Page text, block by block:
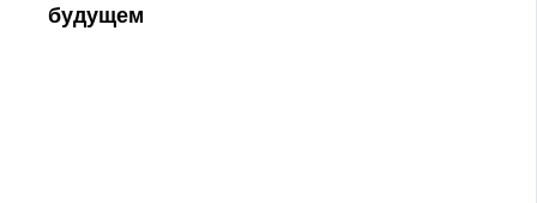
будущем